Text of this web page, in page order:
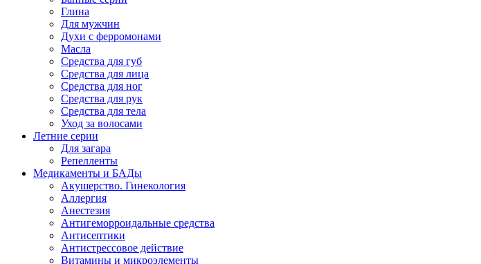
Глина
Для мужчин
Духи с ферромонами
Масла
Средства для губ
Средства для лица
Средства для ног
Средства для рук
Средства для тела
Уход за волосами
Летние серии
Для загара
Репелленты
Медикаменты и БАДы
Акушерство. Гинекология
Аллергия
Анестезия
Антигеморроидальные средства
Антисептики
Антистрессовое действие
Витамины и микроэлементы